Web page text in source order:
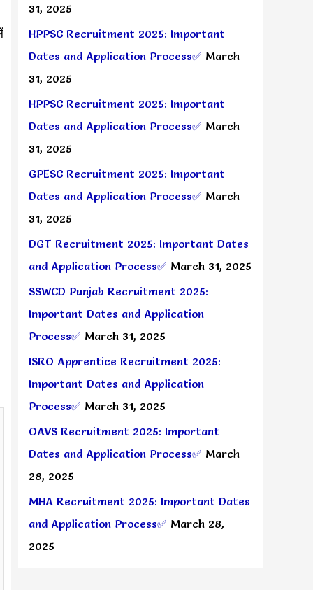
31, 2025
HPPSC Recruitment 2025: Important
Dates and Application Process✅ March
31, 2025
HPPSC Recruitment 2025: Important
Dates and Application Process✅ March
31, 2025
GPESC Recruitment 2025: Important
Dates and Application Process✅ March
31, 2025
DGT Recruitment 2025: Important Dates
and Application Process✅ March 31, 2025
SSWCD Punjab Recruitment 2025:
Important Dates and Application
Process✅ March 31, 2025
ISRO Apprentice Recruitment 2025:
Important Dates and Application
Process✅ March 31, 2025
OAVS Recruitment 2025: Important
Dates and Application Process✅ March
28, 2025
MHA Recruitment 2025: Important Dates
and Application Process✅ March 28,
2025